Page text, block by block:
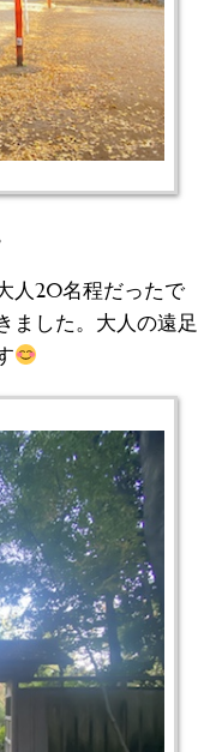
人20名程だったで
ました。大人の遠足